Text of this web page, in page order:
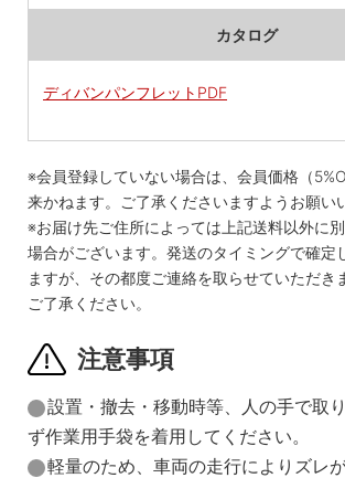
カタログ
ディバンパンフレットPDF
※会員登録していない場合は、会員価格（
来かねます。ご了承くださいますようお願い
※お届け先ご住所によっては上記送料以外に
場合がございます。発送のタイミングで確定
ますが、その都度ご連絡を取らせていただき
ご了承ください。
注意事項
設置・撤去・移動時等、人の手で取
ず作業用手袋を着用してください。
軽量のため、車両の走行によりズレ